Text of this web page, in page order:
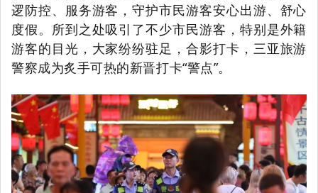
逻防控、服务游客，守护市民游客安心出游、舒心
度假。所到之处吸引了不少市民游客，特别是外籍
游客的目光，大家纷纷驻足，合影打卡，三亚旅游
警察成为炙手可热的新晋打卡“警点”。